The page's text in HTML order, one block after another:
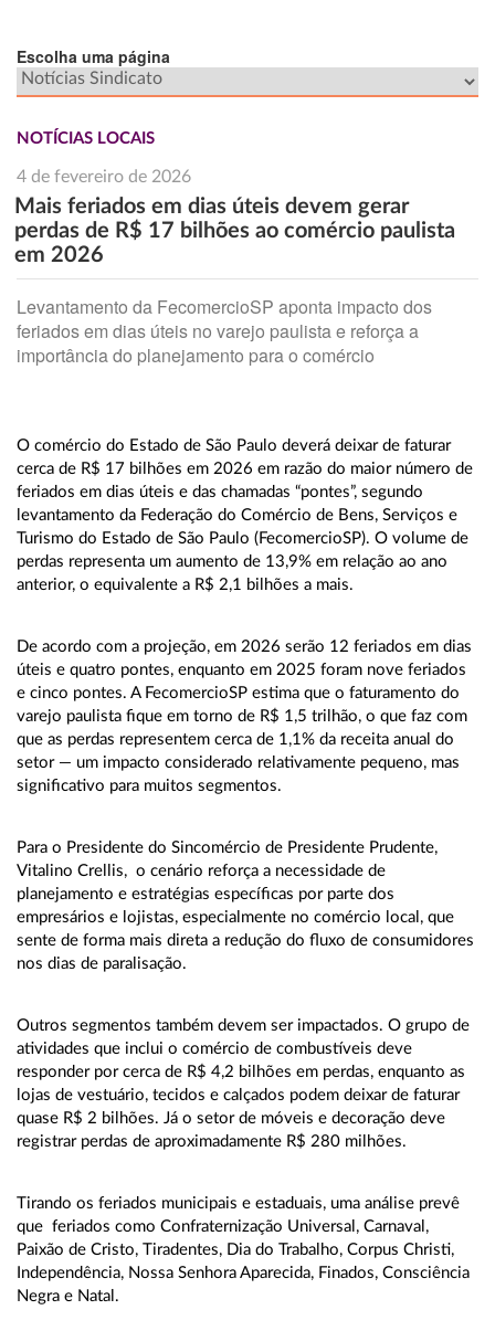
Escolha uma página
NOTÍCIAS LOCAIS
4 de fevereiro de 2026
Mais feriados em dias úteis devem gerar
perdas de R$ 17 bilhões ao comércio paulista
em 2026
Levantamento da FecomercioSP aponta impacto dos
feriados em dias úteis no varejo paulista e reforça a
importância do planejamento para o comércio
O comércio do Estado de São Paulo deverá deixar de faturar
cerca de R$ 17 bilhões em 2026 em razão do maior número de
feriados em dias úteis e das chamadas “pontes”, segundo
levantamento da Federação do Comércio de Bens, Serviços e
Turismo do Estado de São Paulo (FecomercioSP). O volume de
perdas representa um aumento de 13,9% em relação ao ano
anterior, o equivalente a R$ 2,1 bilhões a mais.
De acordo com a projeção, em 2026 serão 12 feriados em dias
úteis e quatro pontes, enquanto em 2025 foram nove feriados
e cinco pontes. A FecomercioSP estima que o faturamento do
varejo paulista fique em torno de R$ 1,5 trilhão, o que faz com
que as perdas representem cerca de 1,1% da receita anual do
setor — um impacto considerado relativamente pequeno, mas
significativo para muitos segmentos.
Para o Presidente do Sincomércio de Presidente Prudente,
Vitalino Crellis, o cenário reforça a necessidade de
planejamento e estratégias específicas por parte dos
empresários e lojistas, especialmente no comércio local, que
sente de forma mais direta a redução do fluxo de consumidores
nos dias de paralisação.
Outros segmentos também devem ser impactados. O grupo de
atividades que inclui o comércio de combustíveis deve
responder por cerca de R$ 4,2 bilhões em perdas, enquanto as
lojas de vestuário, tecidos e calçados podem deixar de faturar
quase R$ 2 bilhões. Já o setor de móveis e decoração deve
registrar perdas de aproximadamente R$ 280 milhões.
Tirando os feriados municipais e estaduais, uma análise prevê
que feriados como Confraternização Universal, Carnaval,
Paixão de Cristo, Tiradentes, Dia do Trabalho, Corpus Christi,
Independência, Nossa Senhora Aparecida, Finados, Consciência
Negra e Natal.